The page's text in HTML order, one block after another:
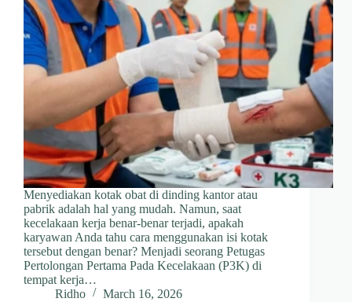
Menyediakan kotak obat di dinding kantor atau
pabrik adalah hal yang mudah. Namun, saat
kecelakaan kerja benar-benar terjadi, apakah
karyawan Anda tahu cara menggunakan isi kotak
tersebut dengan benar? Menjadi seorang Petugas
Pertolongan Pertama Pada Kecelakaan (P3K) di
tempat kerja…
Ridho
March 16, 2026